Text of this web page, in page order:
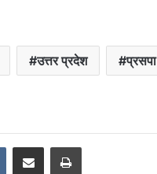
उत्तर प्रदेश प्रसपा
VKontakteShare via Email Print